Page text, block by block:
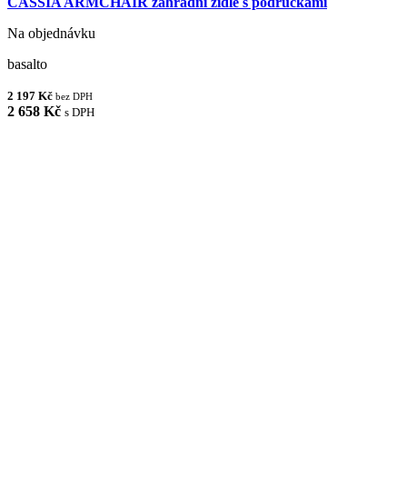
Na objednávku
basalto
2 197 Kč bez DPH
2 658 Kč s DPH